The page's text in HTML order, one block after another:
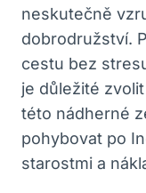
neskutečně
dobrodružství.
cestu bez
je důležité
této nádherné
pohybovat po
starostmi a